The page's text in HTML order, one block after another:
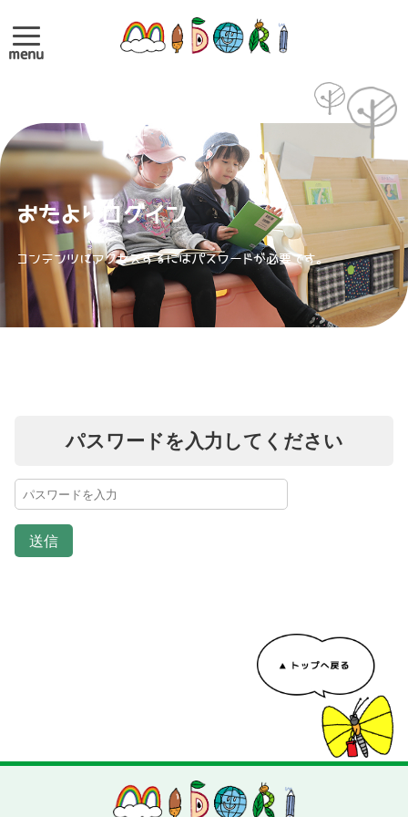
menu
おたよりログイン
コンテンツにアクセスするにはパスワードが必要です。
パスワードを入力してください
送信